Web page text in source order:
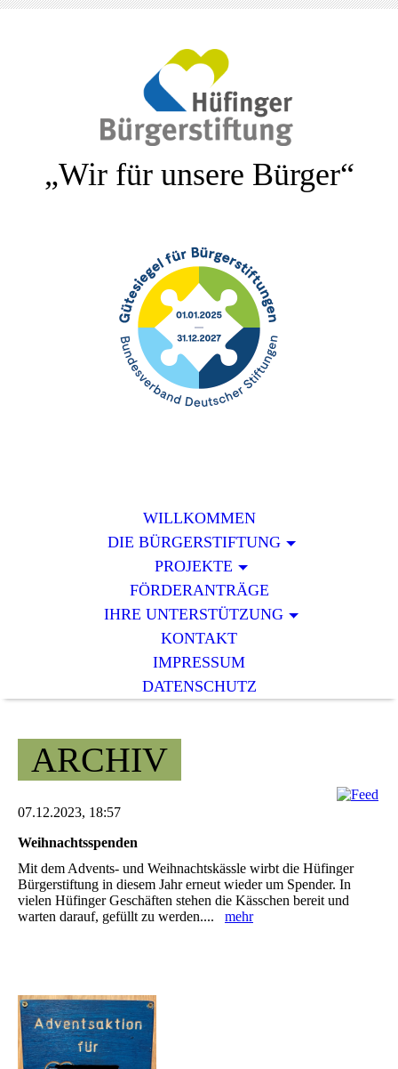
„Wir für unsere Bürger“
WILLKOMMEN
DIE BÜRGERSTIFTUNG
PROJEKTE
FÖRDERANTRÄGE
IHRE UNTERSTÜTZUNG
KONTAKT
IMPRESSUM
DATENSCHUTZ
ARCHIV
07.12.2023, 18:57
Weihnachtsspenden
Mit dem Advents- und Weihnachtskässle wirbt die Hüfinger
Bürgerstiftung in diesem Jahr ‎erneut wieder um Spender. In
vielen Hüfinger Geschäften stehen die Kässchen bereit und
‎warten darauf, gefüllt zu werden.... mehr